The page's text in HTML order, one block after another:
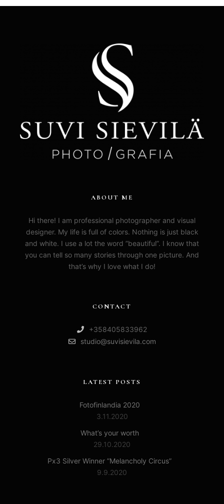
ABOUT ME
Hi there! I am professional photographer and visual
designer. My life is full of colors. Nothing is just black
and white. I use a lot the word ”beautiful”. I know that
you can tell so many stories through one picture. And
that’s why I love what I do!
CONTACT
+358405833962
studio@suvisievila.com
LATEST POSTS
Fotofinlandia 2020
3.11.2020
What’s your worth
29.10.2020
Px3 Silver Winner ”Melancholy Circus”
9.9.2020